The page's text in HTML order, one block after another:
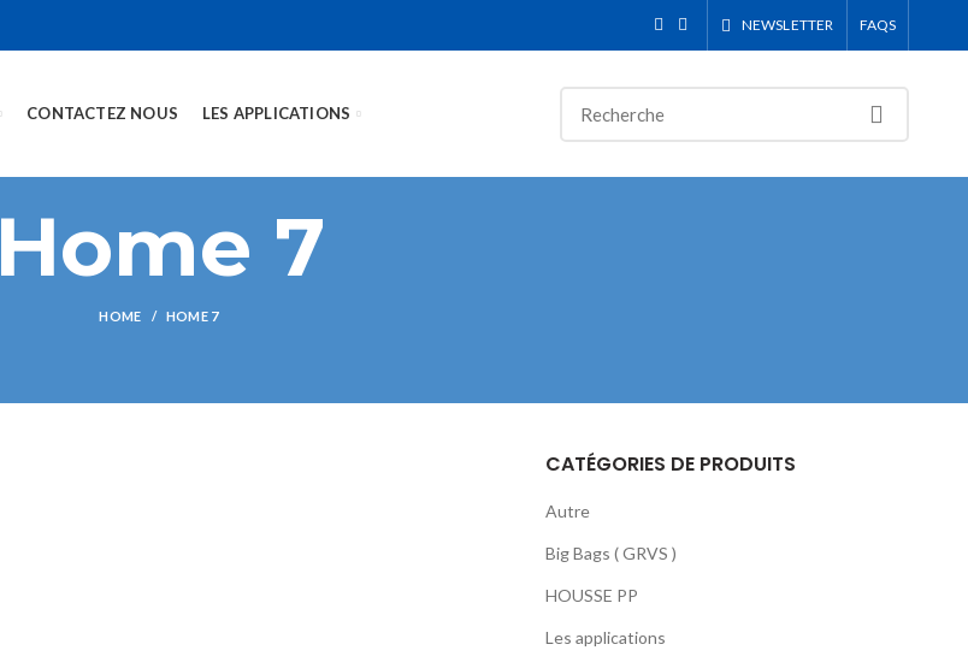
NEWSLETTER FAQS
CONTACTEZ NOUS LES APPLICATIONS
Home 7
HOME HOME 7
CATÉGORIES DE PRODUITS
Autre
Big Bags ( GRVS )
HOUSSE PP
Les applications